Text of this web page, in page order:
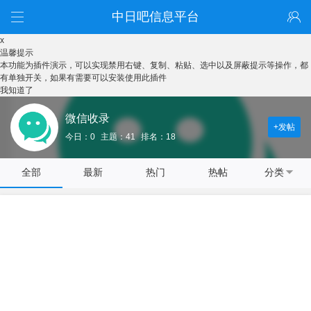
中日吧信息平台
x
温馨提示
本功能为插件演示，可以实现禁用右键、复制、粘贴、选中以及屏蔽提示等操作，都
有单独开关，如果有需要可以安装使用此插件
我知道了
微信收录
今日：0 主题：41 排名：18
+发帖
全部 最新 热门 热帖 分类